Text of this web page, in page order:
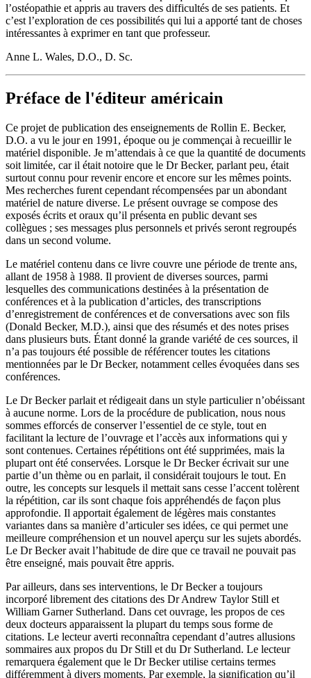
l’ostéopathie et appris au travers des difficultés de ses patients. Et
c’est l’exploration de ces possibilités qui lui a apporté tant de choses
intéressantes à exprimer en tant que professeur.
Anne L. Wales, D.O., D. Sc.
Préface de l'éditeur américain
Ce projet de publication des enseignements de Rollin E. Becker,
D.O. a vu le jour en 1991, époque ou je commençai à recueillir le
matériel disponible. Je m’attendais à ce que la quantité de documents
soit limitée, car il était notoire que le Dr Becker, parlant peu, était
surtout connu pour revenir encore et encore sur les mêmes points.
Mes recherches furent cependant récompensées par un abondant
matériel de nature diverse. Le présent ouvrage se compose des
exposés écrits et oraux qu’il présenta en public devant ses
collègues ; ses messages plus personnels et privés seront regroupés
dans un second volume.
Le matériel contenu dans ce livre couvre une période de trente ans,
allant de 1958 à 1988. Il provient de diverses sources, parmi
lesquelles des communications destinées à la présentation de
conférences et à la publication d’articles, des transcriptions
d’enregistrement de conférences et de conversations avec son fils
(Donald Becker, M.D.), ainsi que des résumés et des notes prises
dans plusieurs buts. Étant donné la grande variété de ces sources, il
n’a pas toujours été possible de référencer toutes les citations
mentionnées par le Dr Becker, notamment celles évoquées dans ses
conférences.
Le Dr Becker parlait et rédigeait dans un style particulier n’obéissant
à aucune norme. Lors de la procédure de publication, nous nous
sommes efforcés de conserver l’essentiel de ce style, tout en
facilitant la lecture de l’ouvrage et l’accès aux informations qui y
sont contenues. Certaines répétitions ont été supprimées, mais la
plupart ont été conservées. Lorsque le Dr Becker écrivait sur une
partie d’un thème ou en parlait, il considérait toujours le tout. En
outre, les concepts sur lesquels il mettait sans cesse l’accent tolèrent
la répétition, car ils sont chaque fois appréhendés de façon plus
approfondie. Il apportait également de légères mais constantes
variantes dans sa manière d’articuler ses idées, ce qui permet une
meilleure compréhension et un nouvel aperçu sur les sujets abordés.
Le Dr Becker avait l’habitude de dire que ce travail ne pouvait pas
être enseigné, mais pouvait être appris.
Par ailleurs, dans ses interventions, le Dr Becker a toujours
incorporé librement des citations des Dr Andrew Taylor Still et
William Garner Sutherland. Dans cet ouvrage, les propos de ces
deux docteurs apparaissent la plupart du temps sous forme de
citations. Le lecteur averti reconnaîtra cependant d’autres allusions
sommaires aux propos du Dr Still et du Dr Sutherland. Le lecteur
remarquera également que le Dr Becker utilise certains termes
différemment à divers moments. Par exemple, la signification qu’il